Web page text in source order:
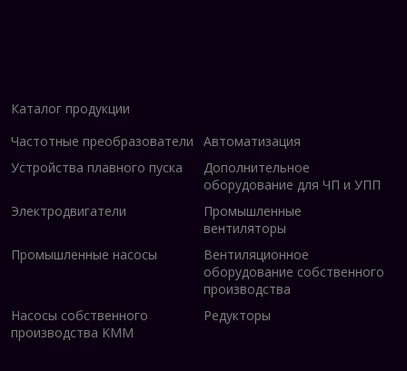
Каталог продукции
Частотные преобразователи
Автоматизация
Устройства плавного пуска
Дополнительное
оборудование для ЧП и УПП
Электродвигатели
Промышленные
вентиляторы
Промышленные насосы
Вентиляционное
оборудование собственного
производства
Насосы собственного
производства KMM
Редукторы